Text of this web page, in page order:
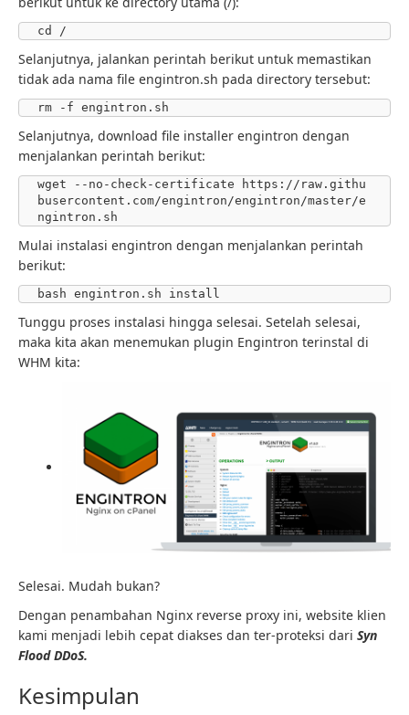
cd /
Selanjutnya, jalankan perintah berikut untuk memastikan
tidak ada nama file engintron.sh pada directory tersebut:
rm -f engintron.sh
Selanjutnya, download file installer engintron dengan
menjalankan perintah berikut:
wget --no-check-certificate https://raw.githu
busercontent.com/engintron/engintron/master/e
ngintron.sh
Mulai instalasi engintron dengan menjalankan perintah
berikut:
bash engintron.sh install
Tunggu proses instalasi hingga selesai. Setelah selesai,
maka kita akan menemukan plugin Engintron terinstal di
WHM kita:
Selesai. Mudah bukan?
Dengan penambahan Nginx reverse proxy ini, website klien
kami menjadi lebih cepat diakses dan ter-proteksi dari Syn
Flood DDoS.
Kesimpulan